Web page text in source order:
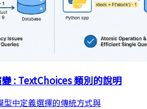
: TextChoices 類別的說明
型中定義選擇的傳統方式與